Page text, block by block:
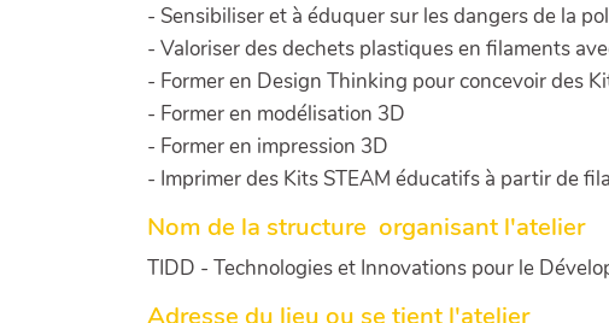
- Sensibiliser et à éduquer sur les dangers de la
- Valoriser des dechets plastiques en filaments
- Former en Design Thinking pour concevoir des
- Former en modélisation 3D
- Former en impression 3D
- Imprimer des Kits STEAM éducatifs à partir de
Nom de la structure organisant l'atelier
TIDD - Technologies et Innovations pour le
Adresse du lieu ou se tient l'atelier